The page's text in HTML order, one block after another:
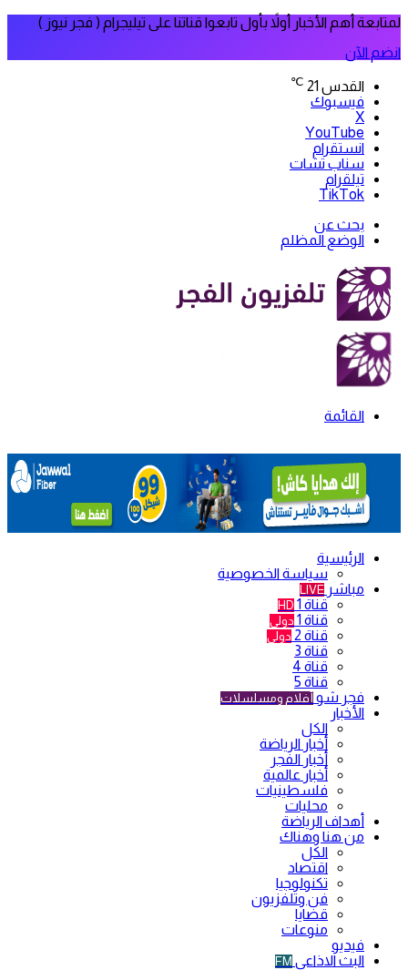
لمتابعة أهم الأخبار أولاً بأول تابعوا قناتنا على تيليجرام ( فجر نيوز )
انضم الآن
القدس 21
℃
فيسبوك
‫X
‫YouTube
انستقرام
سناب تشات
تيلقرام
‫TikTok
بحث عن
الوضع المظلم
القائمة
الرئيسية
سياسة الخصوصية
مباشر LIVE
قناة 1 HD
قناة 1 دولي
قناة 2 دولي
قناة 3
قناة 4
قناة 5
فجر شو أفلام ومسلسلات
الأخبار
الكل
أخبار الرياضة
أخبار الفجر
أخبار عالمية
فلسطينيات
محليات
أهداف الرياضة
من هنا وهناك
الكل
اقتصاد
تكنولوجيا
فن وتلفزيون
قضايا
منوعات
فيديو
البث الاذاعي FM